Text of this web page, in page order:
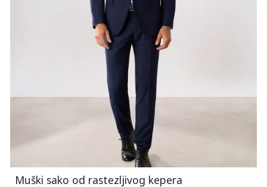
Muški sako od rastezljivog kepera